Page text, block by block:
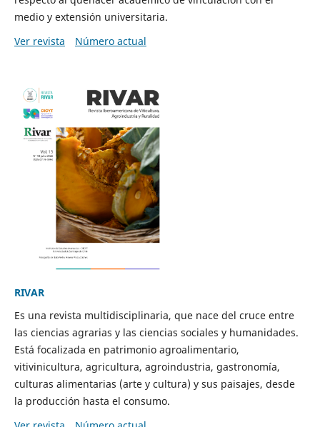
medio y extensión universitaria.
Ver revista
Número actual
RIVAR
Es una revista multidisciplinaria, que nace del cruce entre
las ciencias agrarias y las ciencias sociales y humanidades.
Está focalizada en patrimonio agroalimentario,
vitivinicultura, agricultura, agroindustria, gastronomía,
culturas alimentarias (arte y cultura) y sus paisajes, desde
la producción hasta el consumo.